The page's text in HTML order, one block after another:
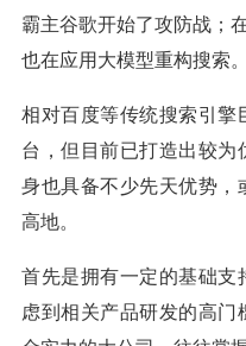
霸主谷歌开始了攻防战；
也在应用大模型重构搜索。
相对百度等传统搜索引擎
台，但目前已打造出较为
身也具备不少先天优势，
高地。
首先是拥有一定的基础支
虑到相关产品研发的高门